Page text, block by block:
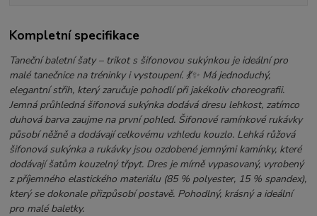
Kompletní specifikace
Taneční baletní šaty – trikot s šifonovou sukýnkou je ideální pro
malé tanečnice na tréninky i vystoupení. 💃✨ Má jednoduchý,
elegantní střih, který zaručuje pohodlí při jakékoliv choreografii.
Jemná průhledná šifonová sukýnka dodává dresu lehkost, zatímco
duhová barva zaujme na první pohled. Šifonové ramínkové rukávky
působí něžně a dodávají celkovému vzhledu kouzlo. Lehká růžová
šifonová sukýnka a rukávky jsou ozdobené jemnými kamínky, které
dodávají šatům kouzelný třpyt. Dres je mírně vypasovaný, vyrobený
z příjemného elastického materiálu (85 % polyester, 15 % spandex),
který se dokonale přizpůsobí postavě. Pohodlný, krásný a ideální
pro malé baletky.